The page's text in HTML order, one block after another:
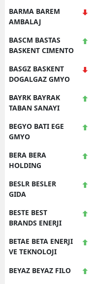
BARMA BAREM
AMBALAJ
BASCM BASTAS
BASKENT CIMENTO
BASGZ BASKENT
DOGALGAZ GMYO
BAYRK BAYRAK
TABAN SANAYI
BEGYO BATI EGE
GMYO
BERA BERA
HOLDING
BESLR BESLER
GIDA
BESTE BEST
BRANDS ENERJI
BETAE BETA ENERJI
VE TEKNOLOJI
BEYAZ BEYAZ FILO